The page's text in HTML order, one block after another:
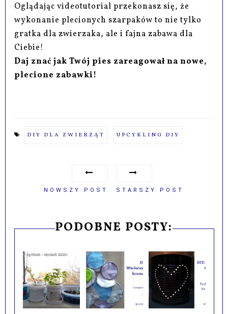
Oglądając videotutorial przekonasz się, że
wykonanie plecionych szarpaków to nie tylko
gratka dla zwierzaka, ale i fajna zabawa dla
Ciebie!
Daj znać jak Twój pies zareagował na nowe,
plecione zabawki!
DIY DLA ZWIERZĄT UPCYKLING DIY
NOWSZY POST STARSZY POST
PODOBNE POSTY: